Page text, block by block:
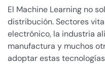
El Machine Learning no
distribución. Sectores
electrónico, la industria
manufactura y muchos
adoptar estas